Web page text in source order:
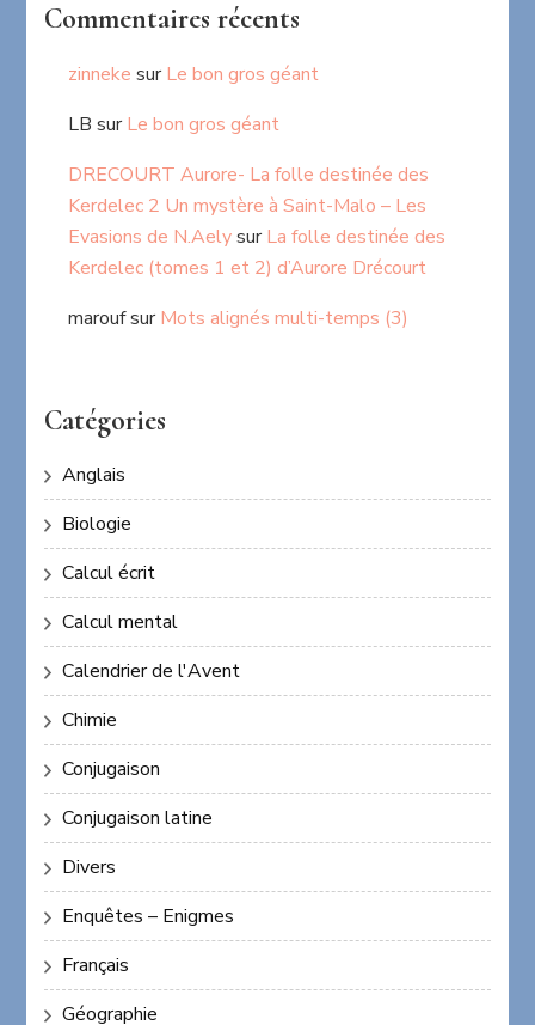
Commentaires récents
zinneke surLe bon gros géant
LB surLe bon gros géant
DRECOURT Aurore- La folle destinée des
Kerdelec 2 Un mystère à Saint-Malo – Les
Evasions de N.AelysurLa folle destinée des
Kerdelec (tomes 1 et 2) d’Aurore Drécourt
maroufsurMots alignés multi-temps (3)
Catégories
Anglais
Biologie
Calcul écrit
Calcul mental
Calendrier de l'Avent
Chimie
Conjugaison
Conjugaison latine
Divers
Enquêtes – Enigmes
Français
Géographie